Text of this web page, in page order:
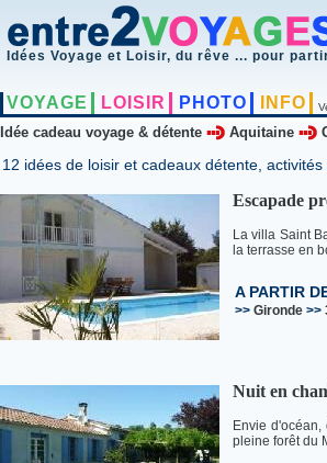
Idées Voyage et Loisir, du rêve ... pour
VOYAGE LOISIR PHOTO INFO
Idée cadeau voyage & détente Aquitaine
12 idées de loisir et cadeaux détente,
Escapade
La villa Saint
la terrasse en
A PARTIR
>> Gironde >>
Nuit en
Envie
pleine forêt du